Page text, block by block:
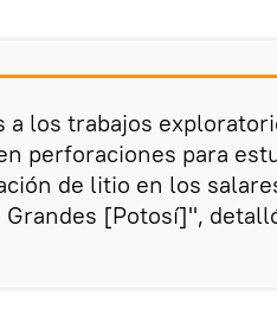
a los trabajos
perforaciones para
de litio en los
[Potosí]",